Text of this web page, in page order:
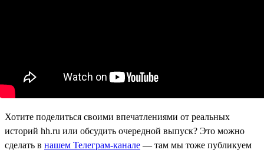
Хотите поделиться своими впечатлениями от реальных
историй hh.ru или обсудить очередной выпуск? Это можно
сделать в нашем Телеграм-канале — там мы тоже публикуем